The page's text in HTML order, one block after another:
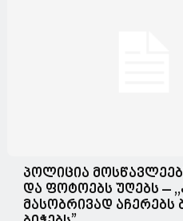
პოლიცია
და ფოტოებს უღებს –
მასობრივად აჩერებს